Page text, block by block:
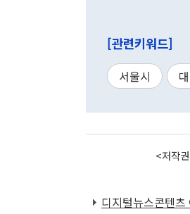
[관련키워드]
서울시
<저작
디지털뉴스콘텐츠